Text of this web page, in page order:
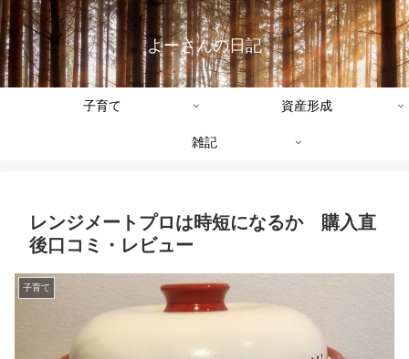
よーさんの日記
子育て 資産形成
雑記
レンジメートプロは時短になるか 購入直
後口コミ・レビュー
子育て